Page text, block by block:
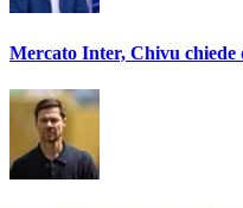
Mercato Inter, Chivu chiede